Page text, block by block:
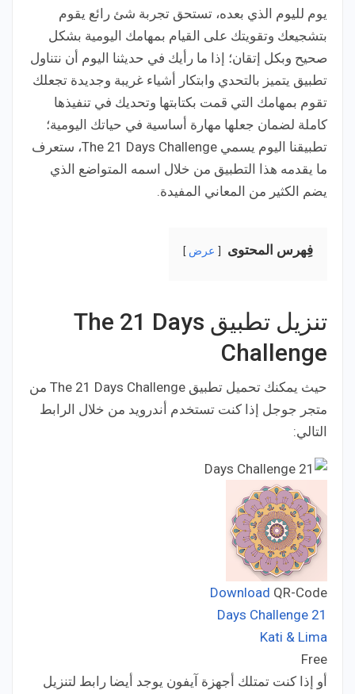
يوم لليوم الذي بعده، تستحق تجربة شئ رائع يقوم
بتشجيعك وتقويتك على القيام بمهامك اليومية بشكل
صحيح وبكل إتقان؛ إذا ما رأيك في حديثنا اليوم أن نتناول
تطبيق يتميز بالتحدي وابتكار أشياء غريبة وجديدة تجعلك
تقوم بمهامك التي قمت بكتابتها وتحديك في تنفيذها
كاملة لضمان جعلها مهارة أساسية في حياتك اليومية؛
تطبيقنا اليوم يسمي The 21 Days Challenge، ستعرف
ما يقدمه هذا التطبيق من خلال اسمه المتواضع الذي
يضم الكثير من المعاني المفيدة.
فِهرس المحتوى عرض
تنزيل تطبيق The 21 Days
Challenge
حيث يمكنك تحميل تطبيق The 21 Days Challenge من
متجر جوجل إذا كنت تستخدم أندرويد من خلال الرابط
التالي:
Download QR-Code
21 Days Challenge
Kati & Lima
Free
أو إذا كنت تمتلك أجهزة آيفون يوجد أيضا رابط لتنزيل